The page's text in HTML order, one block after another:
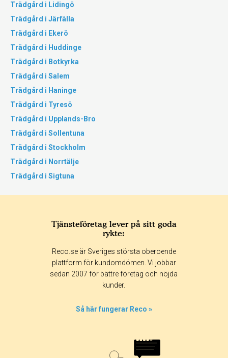
Trädgård i Lidingö
Trädgård i Järfälla
Trädgård i Ekerö
Trädgård i Huddinge
Trädgård i Botkyrka
Trädgård i Salem
Trädgård i Haninge
Trädgård i Tyresö
Trädgård i Upplands-Bro
Trädgård i Sollentuna
Trädgård i Stockholm
Trädgård i Norrtälje
Trädgård i Sigtuna
Tjänsteföretag lever på sitt goda
rykte:
Reco.se är Sveriges största oberoende
plattform för kundomdömen. Vi jobbar
sedan 2007 för bättre företag och nöjda
kunder.
Så här fungerar Reco »